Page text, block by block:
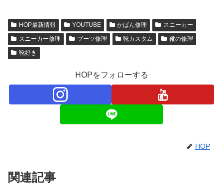
HOP最新情報 YOUTUBE かばん修理
スニーカー
スニーカー修理
ブーツ修理 靴カスタム
靴の修理
靴好き
HOPをフォローする
HOP
関連記事